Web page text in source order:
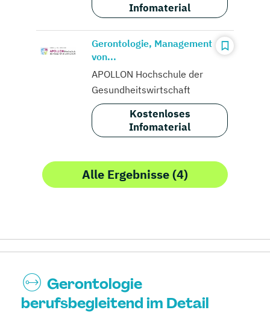
Infomaterial
Gerontologie, Management
von...
APOLLON Hochschule der
Gesundheitswirtschaft
Kostenloses
Infomaterial
Alle Ergebnisse (4)
Gerontologie
berufsbegleitend im Detail